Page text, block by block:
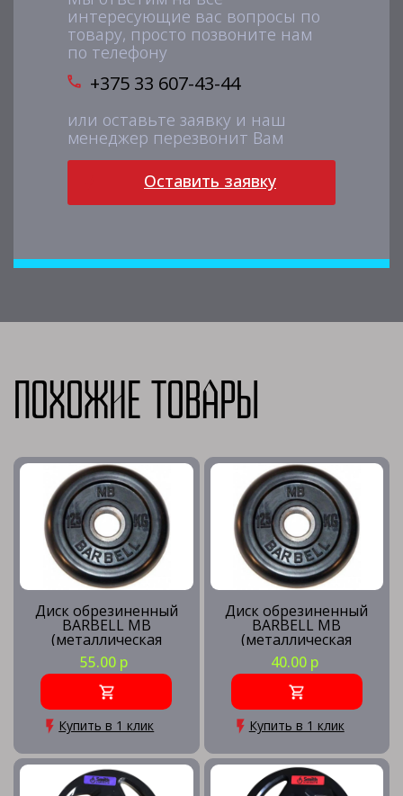
интересующие вас вопросы по
товару, просто позвоните нам
по телефону
+375 33 607-43-44
или оставьте заявку и наш
менеджер перезвонит Вам
Оставить заявку
Похожие товары
Диск обрезиненный
BARBELL MB
(металлическая
втулка) d26мм (2.5 кг)
55.00 р
Купить в 1 клик
Диск обрезиненный
BARBELL MB
(металлическая
втулка) d26мм (1.25кг)
40.00 р
Купить в 1 клик